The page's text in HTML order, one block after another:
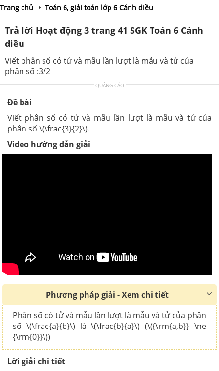
Trang chủ Toán 6, giải toán lớp 6 Cánh diều
Trả lời Hoạt động 3 trang 41 SGK Toán 6 Cánh
diều
Viết phân số có tử và mẫu lần lượt là mẫu và tử của
phân số :3/2
QUẢNG CÁO
Đề bài
Viết phân số có tử và mẫu lần lượt là mẫu và tử của
phân số \(\frac{3}{2}\).
Video hướng dẫn giải
Phương pháp giải - Xem chi tiết
Phân số có tử và mẫu lần lượt là mẫu và tử của phân
số \(\frac{a}{b}\) là \(\frac{b}{a}\) (\({\rm{a,b}} \ne
{\rm{0}}\))
Lời giải chi tiết